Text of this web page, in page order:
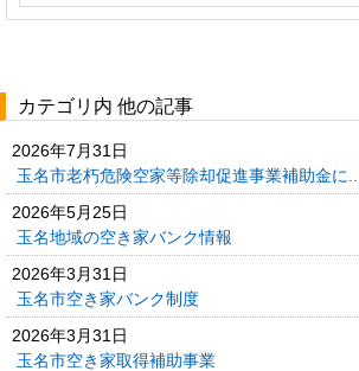
カテゴリ内 他の記事
2026年7月31日
玉名市老朽危険空家等除却促進事業補助金に...
2026年5月25日
玉名地域の空き家バンク情報
2026年3月31日
玉名市空き家バンク制度
2026年3月31日
玉名市空き家取得補助事業